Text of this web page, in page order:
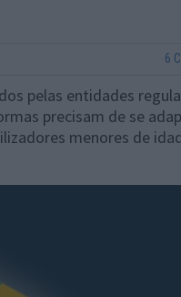
6
pelas entidades
precisam de se
menores de